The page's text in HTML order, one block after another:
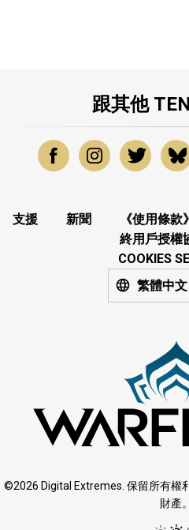
跟其他
支援 新聞 《使用條款》
終用戶授權
COOKIES
繁體中文
©2026 Digital Extremes. 保留所有權
財產。